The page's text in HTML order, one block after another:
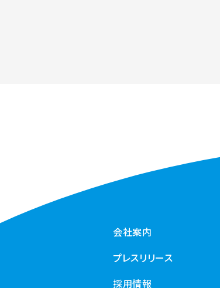
会社案内
プレスリリース
採用情報